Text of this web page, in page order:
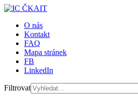
O nás
Kontakt
FAQ
Mapa stránek
FB
LinkedIn
Filtrovat